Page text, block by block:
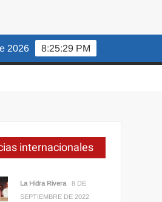
8:25:30 PM
2026
internacionales
La Hidra Rivera
8 DE
SEPTIEMBRE DE 2022